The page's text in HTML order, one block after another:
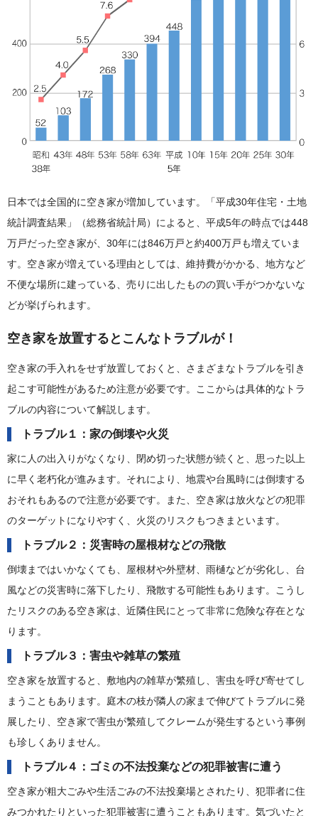
日本では全国的に空き家が増加しています。「平成30年住宅・土地
統計調査結果」（総務省統計局）によると、平成5年の時点では448
万戸だった空き家が、30年には846万戸と約400万戸も増えていま
す。空き家が増えている理由としては、維持費がかかる、地方など
不便な場所に建っている、売りに出したものの買い手がつかないな
どが挙げられます。
空き家を放置するとこんなトラブルが！
空き家の手入れをせず放置しておくと、さまざまなトラブルを引き
起こす可能性があるため注意が必要です。ここからは具体的なトラ
ブルの内容について解説します。
トラブル１：家の倒壊や火災
家に人の出入りがなくなり、閉め切った状態が続くと、思った以上
に早く老朽化が進みます。それにより、地震や台風時には倒壊する
おそれもあるので注意が必要です。また、空き家は放火などの犯罪
のターゲットになりやすく、火災のリスクもつきまといます。
トラブル２：災害時の屋根材などの飛散
倒壊まではいかなくても、屋根材や外壁材、雨樋などが劣化し、台
風などの災害時に落下したり、飛散する可能性もあります。こうし
たリスクのある空き家は、近隣住民にとって非常に危険な存在とな
ります。
トラブル３：害虫や雑草の繁殖
空き家を放置すると、敷地内の雑草が繁殖し、害虫を呼び寄せてし
まうこともあります。庭木の枝が隣人の家まで伸びてトラブルに発
展したり、空き家で害虫が繁殖してクレームが発生するという事例
も珍しくありません。
トラブル４：ゴミの不法投棄などの犯罪被害に遭う
空き家が粗大ごみや生活ごみの不法投棄場とされたり、犯罪者に住
みつかれたりといった犯罪被害に遭うこともあります。気づいたと